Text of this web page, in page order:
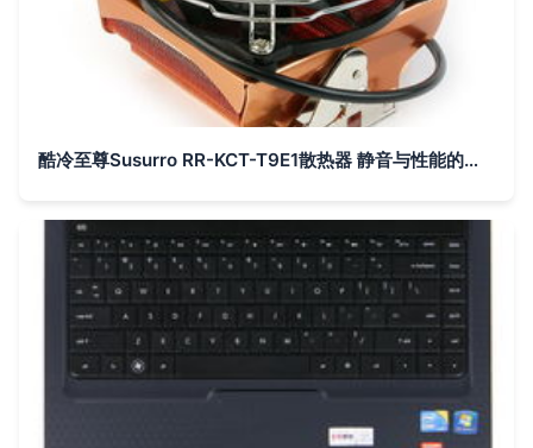
酷冷至尊Susurro RR-KCT-T9E1散热器 静音与性能的均衡之选